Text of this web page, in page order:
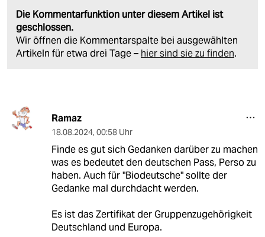
Die Kommentarfunktion unter diesem Artikel ist
geschlossen.
Wir öffnen die Kommentarspalte bei ausgewählten
Artikeln für etwa drei Tage – hier sind sie zu finden.
Ramaz
18.08.2024, 00:58 Uhr
Finde es gut sich Gedanken darüber zu machen
was es bedeutet den deutschen Pass, Perso zu
haben. Auch für "Biodeutsche" sollte der
Gedanke mal durchdacht werden.
Es ist das Zertifikat der Gruppenzugehörigkeit
Deutschland und Europa.